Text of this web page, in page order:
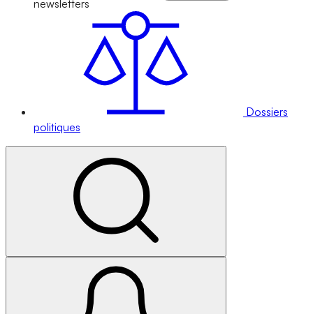
newsletters
Dossiers
politiques